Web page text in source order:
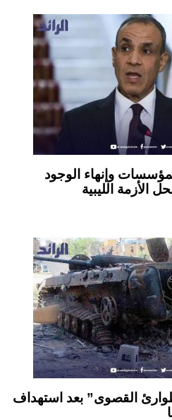
وإنهاء الوجود
الأزمة الليبية
القصوى” بعد استهداف